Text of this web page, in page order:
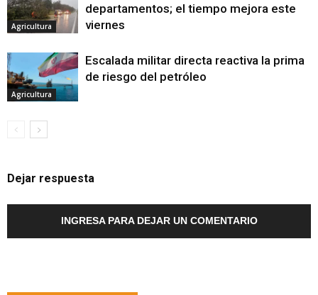
Agricultura
departamentos; el tiempo mejora este
viernes
Agricultura
Escalada militar directa reactiva la prima
de riesgo del petróleo
Dejar respuesta
INGRESA PARA DEJAR UN COMENTARIO